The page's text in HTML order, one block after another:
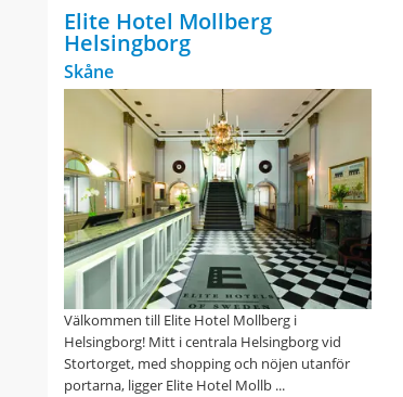
Elite Hotel Mollberg
Helsingborg
Skåne
Välkommen till Elite Hotel Mollberg i
Helsingborg! Mitt i centrala Helsingborg vid
Stortorget, med shopping och nöjen utanför
portarna, ligger Elite Hotel Mollb ...